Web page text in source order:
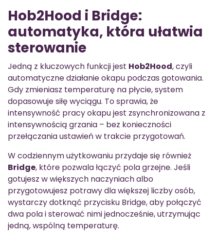
Hob2Hood i Bridge:
automatyka, która ułatwia
sterowanie
Jedną z kluczowych funkcji jest Hob2Hood, czyli
automatyczne działanie okapu podczas gotowania.
Gdy zmieniasz temperaturę na płycie, system
dopasowuje siłę wyciągu. To sprawia, że
intensywność pracy okapu jest zsynchronizowana z
intensywnością grzania – bez konieczności
przełączania ustawień w trakcie przygotowań.
W codziennym użytkowaniu przydaje się również
Bridge, które pozwala łączyć pola grzejne. Jeśli
gotujesz w większych naczyniach albo
przygotowujesz potrawy dla większej liczby osób,
wystarczy dotknąć przycisku Bridge, aby połączyć
dwa pola i sterować nimi jednocześnie, utrzymując
jedną, wspólną temperaturę.